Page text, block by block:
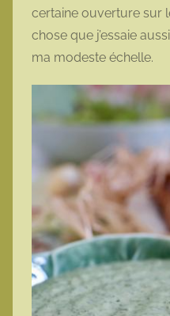
certaine ouverture sur
chose que j’essaie
ma modeste échelle.